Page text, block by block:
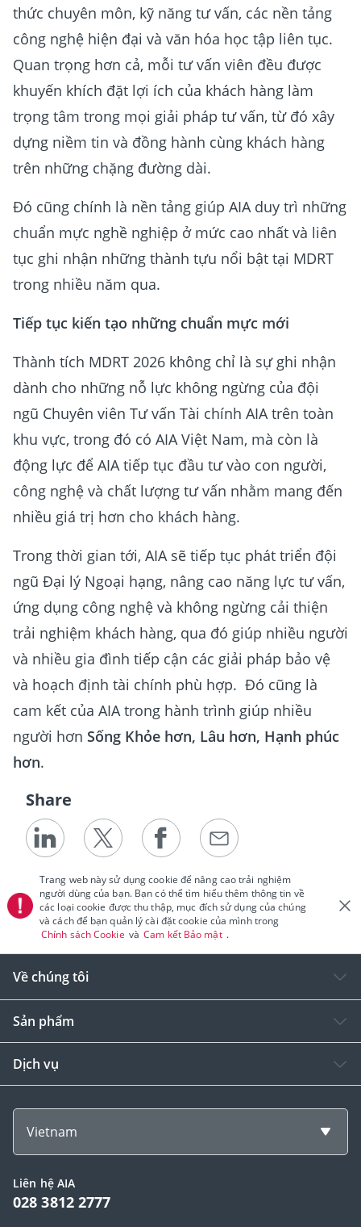
thức chuyên môn, kỹ năng tư vấn, các nền tảng
công nghệ hiện đại và văn hóa học tập liên tục.
Quan trọng hơn cả, mỗi tư vấn viên đều được
khuyến khích đặt lợi ích của khách hàng làm
trọng tâm trong mọi giải pháp tư vấn, từ đó xây
dựng niềm tin và đồng hành cùng khách hàng
trên những chặng đường dài.
Đó cũng chính là nền tảng giúp AIA duy trì những
chuẩn mực nghề nghiệp ở mức cao nhất và liên
tục ghi nhận những thành tựu nổi bật tại MDRT
trong nhiều năm qua.
Tiếp tục kiến tạo những chuẩn mực mới
Thành tích MDRT 2026 không chỉ là sự ghi nhận
dành cho những nỗ lực không ngừng của đội
ngũ Chuyên viên Tư vấn Tài chính AIA trên toàn
khu vực, trong đó có AIA Việt Nam, mà còn là
động lực để AIA tiếp tục đầu tư vào con người,
công nghệ và chất lượng tư vấn nhằm mang đến
nhiều giá trị hơn cho khách hàng.
Trong thời gian tới, AIA sẽ tiếp tục phát triển đội
ngũ Đại lý Ngoại hạng, nâng cao năng lực tư vấn,
ứng dụng công nghệ và không ngừng cải thiện
trải nghiệm khách hàng, qua đó giúp nhiều người
và nhiều gia đình tiếp cận các giải pháp bảo vệ
và hoạch định tài chính phù hợp. Đó cũng là
cam kết của AIA trong hành trình giúp nhiều
người hơn Sống Khỏe hơn, Lâu hơn, Hạnh phúc
hơn.
Share
Trang web này sử dụng cookie để nâng cao trải nghiệm
người dùng của bạn. Bạn có thể tìm hiểu thêm thông tin về
các loại cookie được thu thập, mục đích sử dụng của chúng
và cách để bạn quản lý cài đặt cookie của mình trong
Chính sách Cookie và Cam kết Bảo mật .
Về chúng tôi
Sản phẩm
Dịch vụ
Vietnam
Liên hệ AIA
028 3812 2777